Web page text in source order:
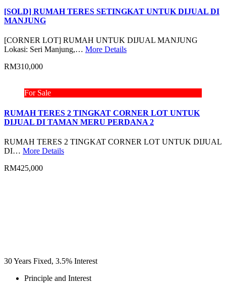
[SOLD] RUMAH TERES SETINGKAT UNTUK DIJUAL DI
MANJUNG
[CORNER LOT] RUMAH UNTUK DIJUAL MANJUNG
Lokasi: Seri Manjung,… More Details
RM310,000
For Sale
RUMAH TERES 2 TINGKAT CORNER LOT UNTUK
DIJUAL DI TAMAN MERU PERDANA 2
RUMAH TERES 2 TINGKAT CORNER LOT UNTUK DIJUAL
DI… More Details
RM425,000
30Years Fixed, 3.5% Interest
Principle and Interest